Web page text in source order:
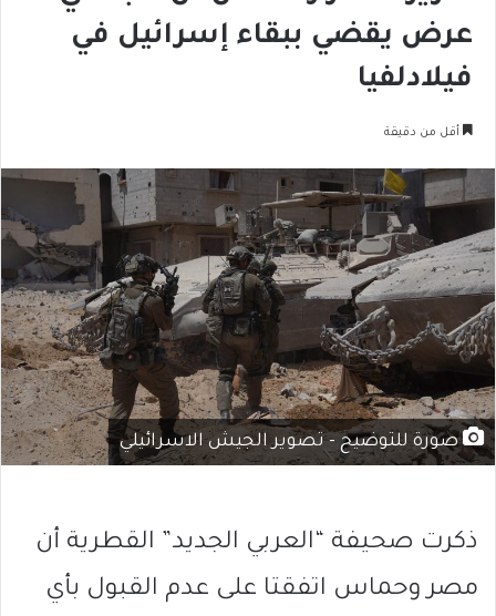
عرض يقضي ببقاء إسرائيل في
فيلادلفيا
أقل من دقيقة
صورة للتوضيح - تصوير الجيش الاسرائيلي
ذكرت صحيفة “العربي الجديد” القطرية أن
مصر وحماس اتفقتا على عدم القبول بأي